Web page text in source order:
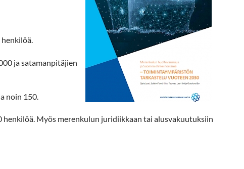
ja satamanpitäjien
noin 150.
Myös merenkulun juridiikkaan tai alusvakuutuksiin